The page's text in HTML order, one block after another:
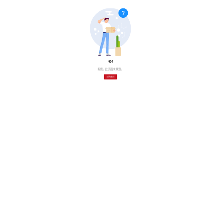
404
抱歉，此页面未找到。
返回首页